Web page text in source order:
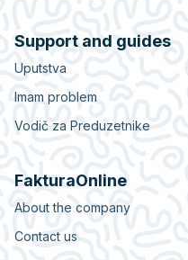
Support and guides
Uputstva
Imam problem
Vodič za Preduzetnike
FakturaOnline
About the company
Contact us